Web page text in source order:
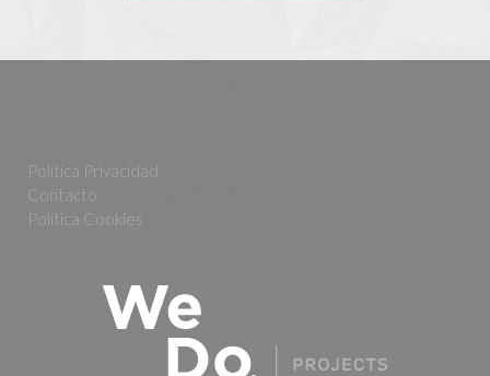
Política Privacidad
Contacto
Política Cookies